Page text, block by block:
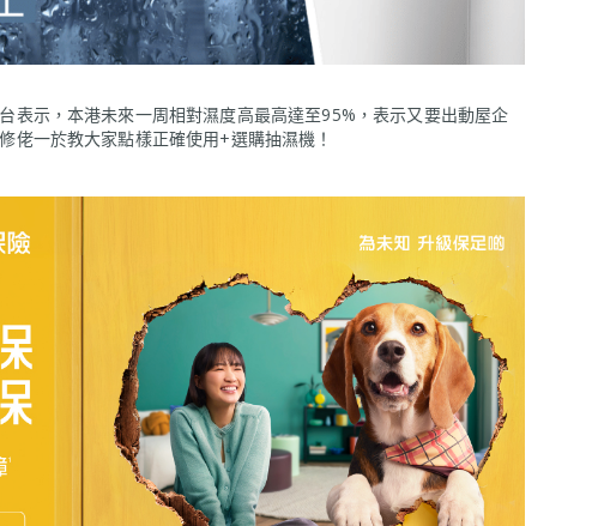
表示，本港未來一周相對濕度高最高達至95%，表示又要出動屋企
佬一於教大家點樣正確使用+選購抽濕機！